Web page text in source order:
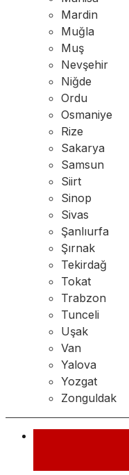
Mardin
Muğla
Muş
Nevşehir
Niğde
Ordu
Osmaniye
Rize
Sakarya
Samsun
Siirt
Sinop
Sivas
Şanlıurfa
Şırnak
Tekirdağ
Tokat
Trabzon
Tunceli
Uşak
Van
Yalova
Yozgat
Zonguldak